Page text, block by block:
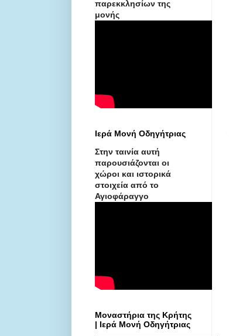
παρεκκλησίων της
μονής
Ιερά Μονή Οδηγήτριας
Στην ταινία αυτή
παρουσιάζονται οι
χώροι και ιστορικά
στοιχεία από το
Αγιοφάραγγο
Μοναστήρια της Κρήτης
| Ιερά Μονή Οδηγήτριας